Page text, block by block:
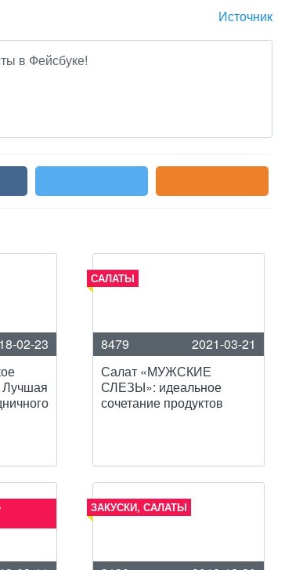
Источник
в Фейсбуке!
02-23
САЛАТЫ
8479
2021-03-21
Салат «МУЖСКИЕ
СЛЕЗЫ»: идеальное
сочетание продуктов
ЗАКУСКИ, САЛАТЫ